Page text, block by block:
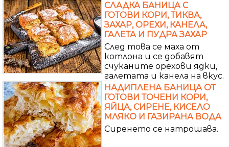
СЛАДКА БАНИЦА С
ГОТОВИ КОРИ, ТИКВА,
ЗАХАР, ОРЕХИ, КАНЕЛА,
ГАЛЕТА И ПУДРА ЗАХАР
След това се маха от
котлона и се добавят
счуканите орехови ядки,
галетата и канела на вкус.
НАДИПЛЕНА БАНИЦА ОТ
ГОТОВИ ТОЧЕНИ КОРИ,
ЯЙЦА, СИРЕНЕ, КИСЕЛО
МЛЯКО И ГАЗИРАНА ВОДА
Сиренето се натрошава.